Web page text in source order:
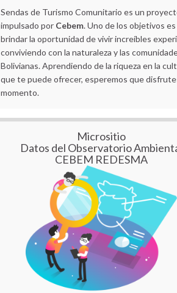
Sendas de Turismo Comunitario es un
impulsado por Cebem. Uno de los objetivos es
brindar la oportunidad de vivir increíbles
conviviendo con la naturaleza y las
Bolivianas. Aprendiendo de la riqueza en la
que te puede ofrecer, esperemos que
momento.
Micrositio
Datos del Observatorio
CEBEM REDESMA